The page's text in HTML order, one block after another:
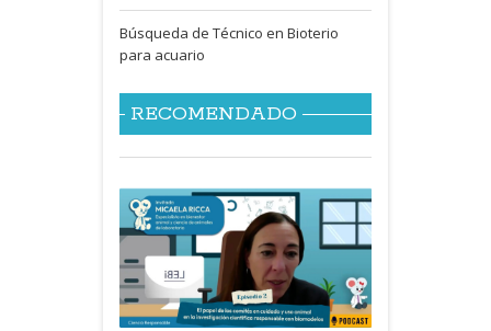
Búsqueda de Técnico en Bioterio
para acuario
RECOMENDADO